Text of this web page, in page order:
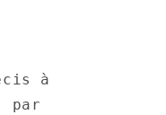
à
par